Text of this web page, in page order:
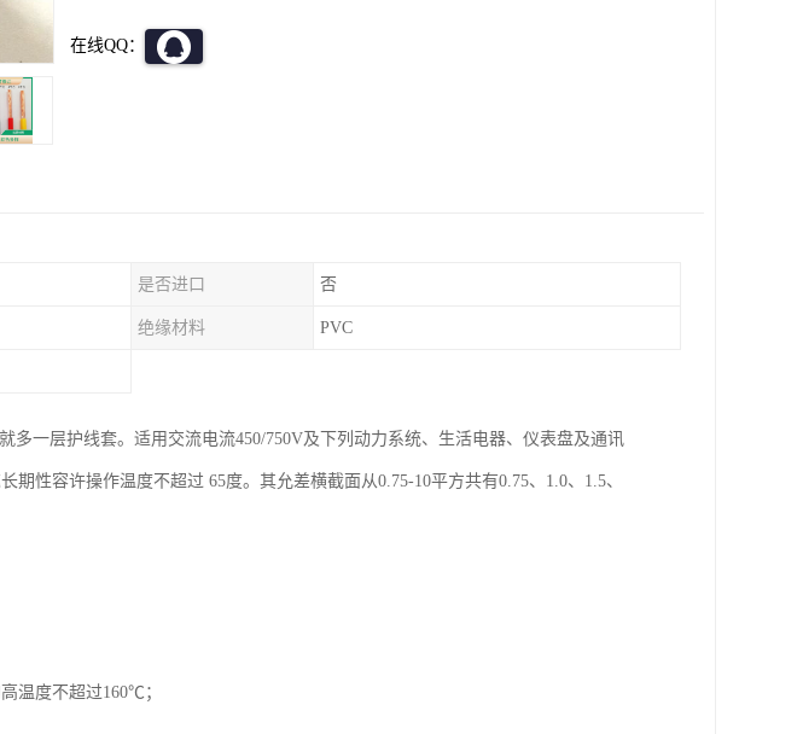
在线QQ：
是否进口 否
绝缘材料 PVC
一层护线套。适用交流电流450/750V及下列动力系统、生活电器、仪表盘及通讯
性容许操作温度不超过 65度。其允差横截面从0.75-10平方共有0.75、1.0、1.5、
温度不超过160℃；